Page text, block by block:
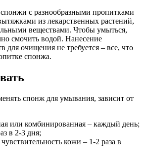
с разнообразными пропитками
из лекарственных растений,
веществами. Чтобы умыться,
смочить водой. Нанесение
для очищения не требуется – все, что
спонжа.
спонж для умывания, зависит от
или комбинированная – каждый день;
в 2-3 дня;
кожи – 1-2 раза в